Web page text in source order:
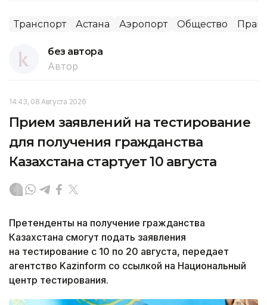
Транспорт Астана Аэропорт Общество
без автора
Автор
14:43, 08 Августа 2026
Прием заявлений на тестирование
для получения гражданства
Казахстана стартует 10 августа
Претенденты на получение гражданства
Казахстана смогут подать заявления
на тестирование с 10 по 20 августа, передает
агентство Kazinform со ссылкой на Национальный
центр тестирования.